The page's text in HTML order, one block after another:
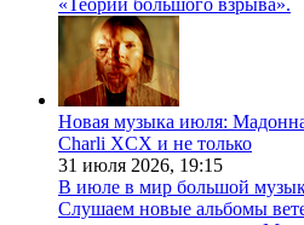
«Теории большого взрыва».
Новая музыка июля:
Charli XCX и не только
31 июля 2026, 19:15
В июле в мир большой
Слушаем новые альбомы